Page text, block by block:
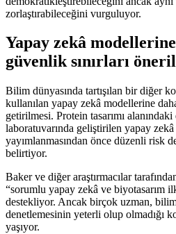
zorlaştırabileceğini vurguluyor.
Yapay zekâ modellerine
güvenlik sınırları
Bilim dünyasında tartışılan bir diğer
kullanılan yapay zekâ modellerine
getirilmesi. Protein tasarımı
laboratuvarında geliştirilen yapay zekâ
yayımlanmasından önce düzenli risk
belirtiyor.
Baker ve diğer araştırmacılar
“sorumlu yapay zekâ ve biyotasarım
destekliyor. Ancak birçok uzman,
denetlemesinin yeterli olup olmadığı
yaşıyor.